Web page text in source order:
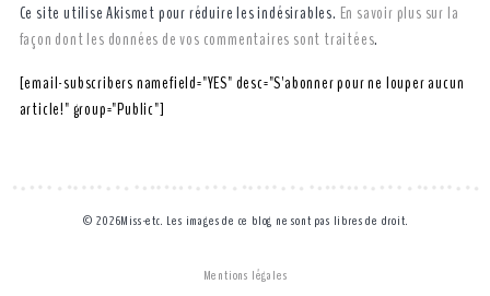
Ce site utilise Akismet pour réduire les indésirables. En savoir plus sur la
façon dont les données de vos commentaires sont traitées.
[email-subscribers namefield="YES" desc="S'abonner pour ne louper aucun
article!" group="Public"]
© 2026Miss-etc. Les images de ce blog ne sont pas libres de droit.
Mentions légales